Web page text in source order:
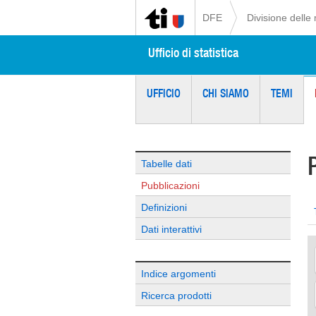
DFE Divisione delle
Ufficio di statistica
UFFICIO CHI SIAMO TEMI
Tabelle dati
Pubblicazioni
Definizioni
Dati interattivi
Indice argomenti
Ricerca prodotti